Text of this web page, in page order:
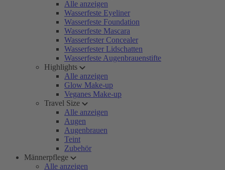
Alle anzeigen
Wasserfeste Eyeliner
Wasserfeste Foundation
Wasserfeste Mascara
Wasserfester Concealer
Wasserfester Lidschatten
Wasserfeste Augenbrauenstifte
Highlights
Alle anzeigen
Glow Make-up
Veganes Make-up
Travel Size
Alle anzeigen
Augen
Augenbrauen
Teint
Zubehör
Männerpflege
Alle anzeigen